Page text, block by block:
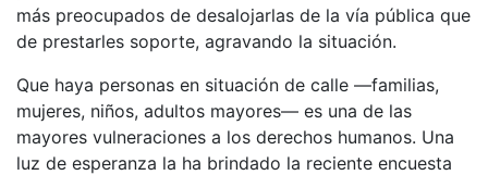
más preocupados de desalojarlas de la vía pública que
de prestarles soporte, agravando la situación.
Que haya personas en situación de calle —familias,
mujeres, niños, adultos mayores— es una de las
mayores vulneraciones a los derechos humanos. Una
luz de esperanza la ha brindado la reciente encuesta